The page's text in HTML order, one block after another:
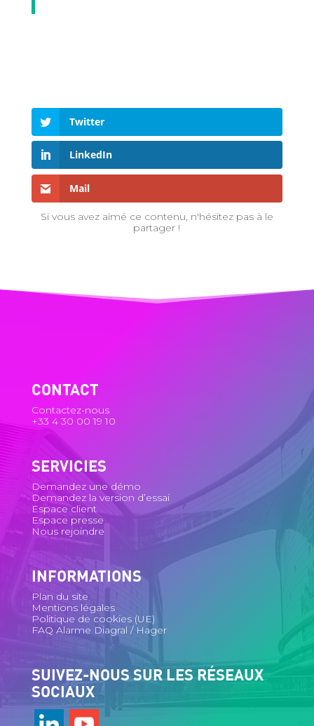
Twitter
LinkedIn
Mail
Si vous avez aimé ce contenu, n'hésitez pas à le
partager !
CONTACT
Contactez-nous
+33 4 30 00 19 10
SERVICIES
Demandez une démo
Demandez la version d’essai
Espace client
Espace presse
Nous rejoindre
INFORMATIONS
Plan du site
Mentions légales
Politique de cookies (UE)
FAQ Alarme Diagral / Hager
SUIVEZ-NOUS SUR LES RÉSEAUX
SOCIAUX